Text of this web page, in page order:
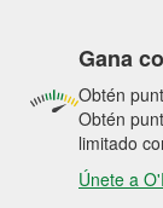
Gana
Obtén
Obtén
limitado
Únete a